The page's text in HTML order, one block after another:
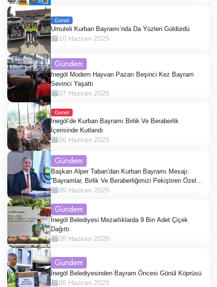
Genel
Umuteli Kurban Bayramı’nda Da Yüzleri Güldürdü
10 Haziran 2025
Gündem
İnegöl Modern Hayvan Pazarı Beşinci Kez Bayram
Sevinci Yaşattı
07 Haziran 2025
Genel
İnegöl’de Kurban Bayramı Birlik Ve Beraberlik
İçerisinde Kutlandı
06 Haziran 2025
Gündem
Başkan Alper Taban’dan Kurban Bayramı Mesajı:
“Bayramlar, Birlik Ve Beraberliğimizi Pekiştiren Özel
Günlerdir.”
05 Haziran 2025
Gündem
İnegöl Belediyesi Mezarlıklarda 9 Bin Adet Çiçek
Dağıttı
05 Haziran 2025
Gündem
İnegöl Belediyesinden Bayram Öncesi Gönül Köprüsü
05 Haziran 2025